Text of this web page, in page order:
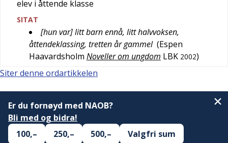
elev i åttende klasse
SITAT
[hun var] litt barn ennå, litt halvvoksen,
åttendeklassing, tretten år gammel (Espen
Haavardsholm Noveller om ungdom LBK 2002)
Siter denne ordartikkelen
Er du fornøyd med NAOB?
Bli med og bidra!
100,–
250,– 500,– Valgfri sum